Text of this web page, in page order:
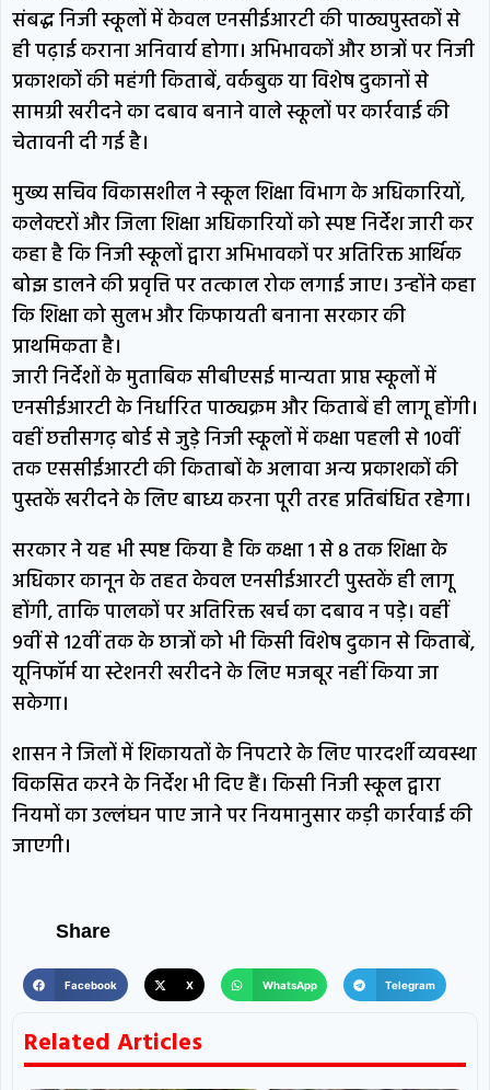
भागवत बोले- जेन-जी हमारी पीढ़ी से ज्यादा ईमानदार
और देशभक्त, हमें उनकी बात समझनी चाहिए
संबद्ध निजी स्कूलों में केवल एनसीईआरटी की पाठ्यपुस्तकों से
ही पढ़ाई कराना अनिवार्य होगा। अभिभावकों और छात्रों पर निजी
प्रकाशकों की महंगी किताबें, वर्कबुक या विशेष दुकानों से
सामग्री खरीदने का दबाव बनाने वाले स्कूलों पर कार्रवाई की
चेतावनी दी गई है।
मुख्य सचिव विकासशील ने स्कूल शिक्षा विभाग के अधिकारियों,
कलेक्टरों और जिला शिक्षा अधिकारियों को स्पष्ट निर्देश जारी कर
कहा है कि निजी स्कूलों द्वारा अभिभावकों पर अतिरिक्त आर्थिक
बोझ डालने की प्रवृत्ति पर तत्काल रोक लगाई जाए। उन्होंने कहा
कि शिक्षा को सुलभ और किफायती बनाना सरकार की
प्राथमिकता है।
जारी निर्देशों के मुताबिक सीबीएसई मान्यता प्राप्त स्कूलों में
एनसीईआरटी के निर्धारित पाठ्यक्रम और किताबें ही लागू होंगी।
वहीं छत्तीसगढ़ बोर्ड से जुड़े निजी स्कूलों में कक्षा पहली से 10वीं
तक एससीईआरटी की किताबों के अलावा अन्य प्रकाशकों की
पुस्तकें खरीदने के लिए बाध्य करना पूरी तरह प्रतिबंधित रहेगा।
सरकार ने यह भी स्पष्ट किया है कि कक्षा 1 से 8 तक शिक्षा के
अधिकार कानून के तहत केवल एनसीईआरटी पुस्तकें ही लागू
होंगी, ताकि पालकों पर अतिरिक्त खर्च का दबाव न पड़े। वहीं
9वीं से 12वीं तक के छात्रों को भी किसी विशेष दुकान से किताबें,
यूनिफॉर्म या स्टेशनरी खरीदने के लिए मजबूर नहीं किया जा
सकेगा।
शासन ने जिलों में शिकायतों के निपटारे के लिए पारदर्शी व्यवस्था
विकसित करने के निर्देश भी दिए हैं। किसी निजी स्कूल द्वारा
नियमों का उल्लंघन पाए जाने पर नियमानुसार कड़ी कार्रवाई की
जाएगी।
Share
Facebook X WhatsApp Telegram
Related Articles